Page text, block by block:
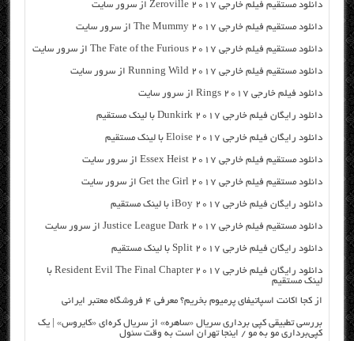
دانلود مستقیم فیلم خارجی Zeroville 2017 از سرور سایت
دانلود مستقیم فیلم خارجی The Mummy 2017 از سرور سایت
دانلود مستقیم فیلم خارجی The Fate of the Furious 2017 از سرور سایت
دانلود مستقیم فیلم خارجی Running Wild 2017 از سرور سایت
دانلود فیلم خارجی Rings 2017 از سرور سایت
دانلود رایگان فیلم خارجی Dunkirk 2017 با لینک مستقیم
دانلود رایگان فیلم خارجی Eloise 2017 با لینک مستقیم
دانلود مستقیم فیلم خارجی Essex Heist 2017 از سرور سایت
دانلود مستقیم فیلم خارجی Get the Girl 2017 از سرور سایت
دانلود رایگان فیلم خارجی iBoy 2017 با لینک مستقیم
دانلود مستقیم فیلم خارجی Justice League Dark 2017 از سرور سایت
دانلود رایگان فیلم خارجی Split 2017 با لینک مستقیم
دانلود رایگان فیلم خارجی Resident Evil The Final Chapter 2017 با
لینک مستقیم
از کجا اکانت اسپاتیفای پرمیوم بخریم؟ معرفی ۴ فروشگاه معتبر ایرانی
بررسی تطبیقی کپی برداری سریال «ساهره» از سریال کره‌ای «کایروس» | یک
کپی‌برداری مو به مو / اینجا تهران است به وقت سئول